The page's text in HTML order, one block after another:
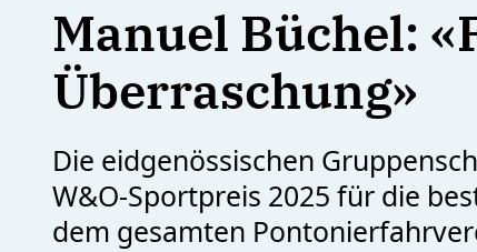
Manuel Büchel:
Überraschung»
Die eidgenössischen
W&O-Sportpreis 2025 für die
dem gesamten